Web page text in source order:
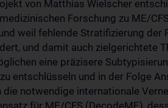
von Matthias Wielscher
Forschung zu ME/
weil fehlende Stratifizierung der
und damit auch zielgerichtete
eine präzisere
entschlüsseln und in der Folge
die notwendige internationale
für ME/CFS (DecodeME),